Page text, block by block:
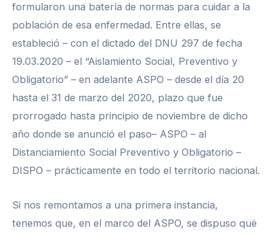
formularon una batería de normas para cuidar a la
población de esa enfermedad. Entre ellas, se
estableció – con el dictado del DNU 297 de fecha
19.03.2020 – el “Aislamiento Social, Preventivo y
Obligatorio” – en adelante ASPO – desde el día 20
hasta el 31 de marzo del 2020, plazo que fue
prorrogado hasta principio de noviembre de dicho
año donde se anunció el paso– ASPO – al
Distanciamiento Social Preventivo y Obligatorio –
DISPO – prácticamente en todo el territorio nacional.
Si nos remontamos a una primera instancia,
tenemos que, en el marco del ASPO, se dispuso qué